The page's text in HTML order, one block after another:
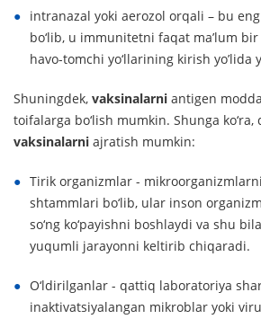
intranazal yoki aerozol orqali – bu
bo‘lib, u immunitetni faqat ma’lum
havo-tomchi yo‘llarining kirish yo’lida
Shuningdek, vaksinalarni antigen
toifalarga bo‘lish mumkin. Shunga
vaksinalarni ajratish mumkin:
Tirik organizmlar -
shtammlari bo‘lib, ular inson
so‘ng ko‘payishni boshlaydi va shu
yuqumli jarayonni keltirib chiqaradi.
O‘ldirilganlar - qattiq laboratoriya
inaktivatsiyalangan mikroblar yoki